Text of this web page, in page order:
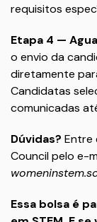
requisitos
Etapa 4 —
o envio da
diretamente
Candidatas
comunicadas
Dúvidas? Entre
Council pelo e-
Essa bolsa é